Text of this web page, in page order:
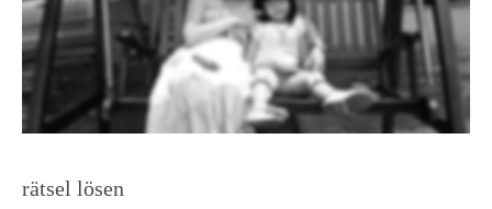
rätsel lösen